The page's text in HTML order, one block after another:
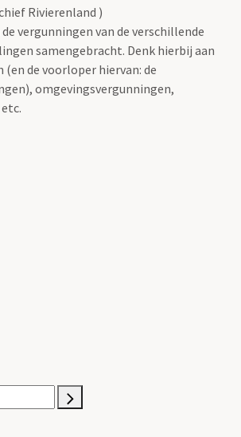
Rivierenland )
vergunningen van de verschillende
samengebracht. Denk hierbij aan
de voorloper hiervan: de
omgevingsvergunningen,